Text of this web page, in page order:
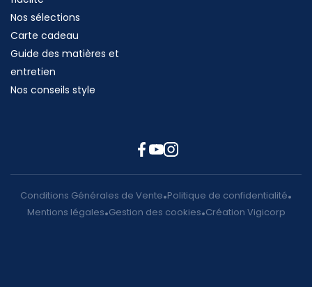
Nos sélections
Carte cadeau
Guide des matières et
entretien
Nos conseils style
Conditions Générales de Vente Politique de confidentialité
Mentions légales Gestion des cookies Création Vigicorp